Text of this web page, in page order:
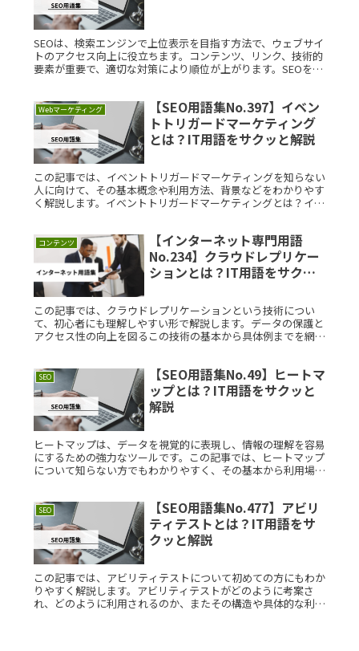
SEOは、検索エンジンで上位表示を目指す方法で、ウェブサイ
トのアクセス向上に役立ちます。コンテンツ、リンク、技術的
要素が重要で、適切な対策により順位が上がります。SEOを学
Webマーケティング
【SEO用語集No.397】イベン
トトリガードマーケティング
とは？IT用語をサクッと解説
この記事では、イベントトリガードマーケティングを知らない
人に向けて、その基本概念や利用方法、背景などをわかりやす
く解説します。イベントトリガードマーケティングとは？イベ
コンテンツ
【インターネット専門用語
No.234】クラウドレプリケー
ションとは？IT用語をサクッ
この記事では、クラウドレプリケーションという技術につい
て、初心者にも理解しやすい形で解説します。データの保護と
アクセス性の向上を図るこの技術の基本から具体例までを網羅
SEO
【SEO用語集No.49】ヒートマ
ップとは？IT用語をサクッと
解説
ヒートマップは、データを視覚的に表現し、情報の理解を容易
にするための強力なツールです。この記事では、ヒートマップ
について知らない方でもわかりやすく、その基本から利用場面
SEO
【SEO用語集No.477】アビリ
ティテストとは？IT用語をサ
クッと解説
この記事では、アビリティテストについて初めての方にもわか
りやすく解説します。アビリティテストがどのように考案さ
れ、どのように利用されるのか、またその構造や具体的な利用